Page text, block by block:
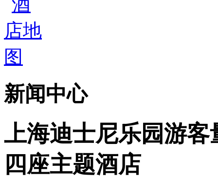
新闻中心
上海迪士尼乐园游
四座主题酒店